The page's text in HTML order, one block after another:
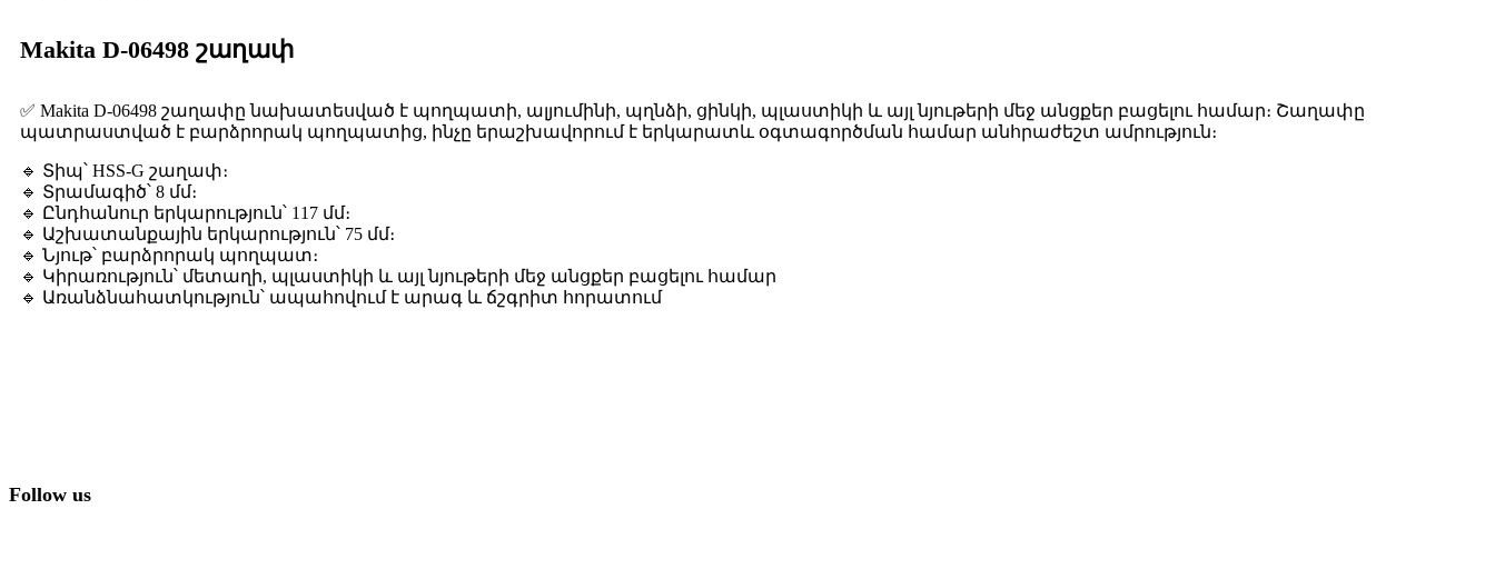
Makita D-06498 շաղափ
✅ Makita D-06498 շաղափը նախատեսված է պողպատի, ալյումինի, պղնձի, ցինկի, պլաստիկի և այլ նյութերի մեջ անցքեր բացելու համար։ Շաղափը
պատրաստված է բարձրորակ պողպատից, ինչը երաշխավորում է երկարատև օգտագործման համար անհրաժեշտ ամրություն։
🔹 Տիպ՝ HSS-G շաղափ։
🔹 Տրամագիծ՝ 8 մմ։
🔹 Ընդհանուր երկարություն՝ 117 մմ։
🔹 Աշխատանքային երկարություն՝ 75 մմ։
🔹 Նյութ՝ բարձրորակ պողպատ։
🔹 Կիրառություն՝ մետաղի, պլաստիկի և այլ նյութերի մեջ անցքեր բացելու համար
🔹 Առանձնահատկություն՝ ապահովում է արագ և ճշգրիտ հորատում
Follow us